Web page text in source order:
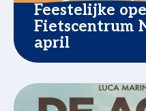
Feestelijke
Fietscentrum
april